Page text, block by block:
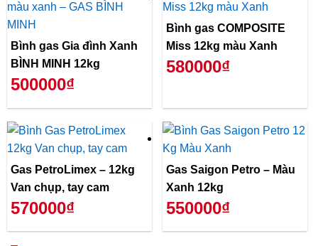
Bình gas Gia đình Xanh
BÌNH MINH 12kg
500000₫
Bình gas COMPOSITE
Miss 12kg màu Xanh
580000₫
Gas PetroLimex – 12kg
Van chụp, tay cam
570000₫
Gas Saigon Petro – Màu
Xanh 12kg
550000₫